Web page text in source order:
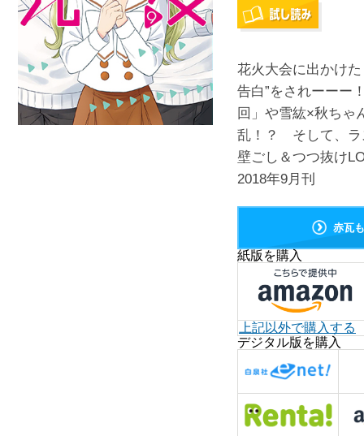
花火大会に出かけ
告白”をされーーー
回」や雪紘×秋ちゃ
乱！？ そして、ラ
壁ごし＆つつ抜け
2018年9月刊
赤瓦
紙版を購入
上記以外で購入する
デジタル版を購入